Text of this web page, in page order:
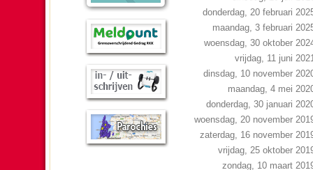
donderdag, 20 februari
maandag, 3 februari
woensdag, 30 oktober
vrijdag, 11 juni
dinsdag, 10 november
maandag, 4 mei
donderdag, 30 januari
woensdag, 20 november
zaterdag, 16 november
vrijdag, 25 oktober
zondag, 10 maart